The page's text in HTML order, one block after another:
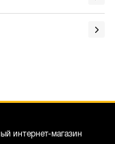
интернет-магазин